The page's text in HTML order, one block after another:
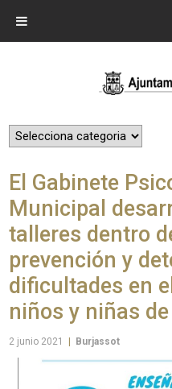
El Gabinete
Municipal
talleres dentro
prevención y
dificultades en
niños y niñas
2 junio 2021 Burjassot